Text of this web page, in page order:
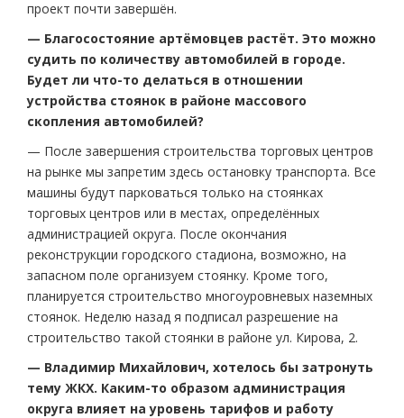
проект почти завершён.
— Благосостояние артёмовцев растёт. Это можно
судить по количеству автомобилей в городе.
Будет ли что-то делаться в отношении
устройства стоянок в районе массового
скопления автомобилей?
— После завершения строительства торговых центров
на рынке мы запретим здесь остановку транспорта. Все
машины будут парковаться только на стоянках
торговых центров или в местах, определённых
администрацией округа. После окончания
реконструкции городского стадиона, возможно, на
запасном поле организуем стоянку. Кроме того,
планируется строительство многоуровневых наземных
стоянок. Неделю назад я подписал разрешение на
строительство такой стоянки в районе ул. Кирова, 2.
— Владимир Михайлович, хотелось бы затронуть
тему ЖКХ. Каким-то образом администрация
округа влияет на уровень тарифов и работу